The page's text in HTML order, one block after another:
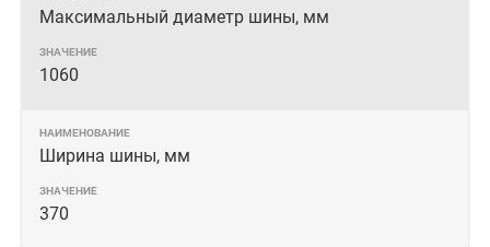
Максимальный диаметр шины, мм
1060
Ширина шины, мм
370